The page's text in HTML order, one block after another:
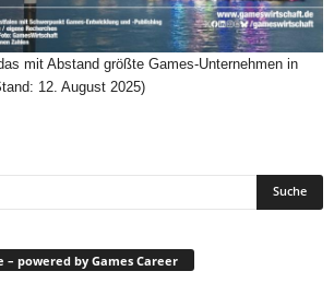
mit Abstand größte Games-Unternehmen in
12. August 2025)
powered by Games Career